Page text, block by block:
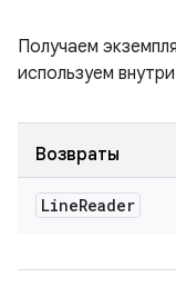
Получаем
используем
Возвраты
LineReader